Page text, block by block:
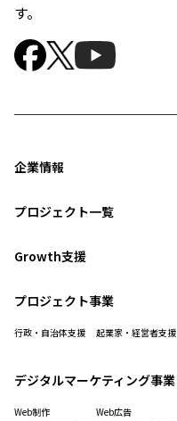
す。
企業情報
プロジェクト一覧
Growth支援
プロジェクト事業
行政・自治体支援 起業家・経営者支援
デジタルマーケティング事業
Web制作 Web広告